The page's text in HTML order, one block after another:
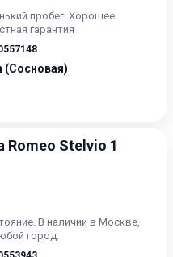
пробег. Хорошее
гарантия
(Сосновая)
Romeo Stelvio 1
В наличии в Москве,
город.